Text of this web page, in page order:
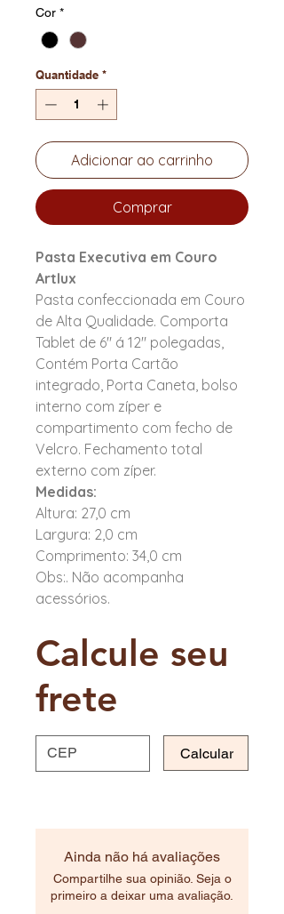
Cor *
Quantidade *
Adicionar ao carrinho
Comprar
Pasta Executiva em Couro
Artlux
Pasta confeccionada em Couro
de Alta Qualidade. Comporta
Tablet de 6" á 12" polegadas,
Contém Porta Cartão
integrado, Porta Caneta, bolso
interno com zíper e
compartimento com fecho de
Velcro. Fechamento total
externo com zíper.
Medidas:
Altura: 27,0 cm
Largura: 2,0 cm
Comprimento: 34,0 cm
Obs:. Não acompanha
acessórios.
Calcule seu
frete
Calcular
Ainda não há avaliações
Compartilhe sua opinião. Seja o
primeiro a deixar uma avaliação.